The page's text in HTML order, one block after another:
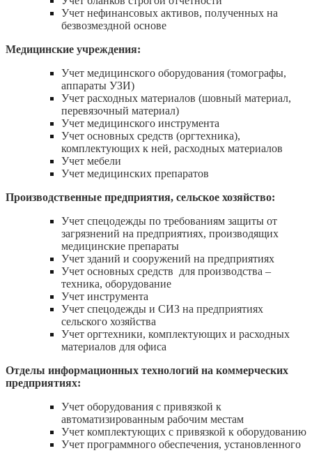
Учет нефинансовых активов, полученных на
безвозмездной основе
Медицинские учреждения:
Учет медицинского оборудования (томографы,
аппараты УЗИ)
Учет расходных материалов (шовный материал,
перевязочный материал)
Учет медицинского инструмента
Учет основных средств (оргтехника),
комплектующих к ней, расходных материалов
Учет мебели
Учет медицинских препаратов
Производственные предприятия, сельское хозяйство:
Учет спецодежды по требованиям защиты от
загрязнений на предприятиях, производящих
медицинские препараты
Учет зданий и сооружений на предприятиях
Учет основных средств для производства –
техника, оборудование
Учет инструмента
Учет спецодежды и СИЗ на предприятиях
сельского хозяйства
Учет оргтехники, комплектующих и расходных
материалов для офиса
Отделы информационных технологий на коммерческих
предприятиях:
Учет оборудования с привязкой к
автоматизированным рабочим местам
Учет комплектующих с привязкой к оборудованию
Учет программного обеспечения, установленного